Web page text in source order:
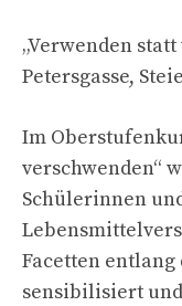
„Verwenden statt
Petersgasse,
Im
verschwenden“
Schülerinnen
Facetten
sensibilisiert